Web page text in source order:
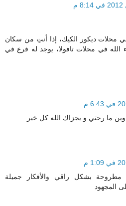
محلات ديكور الكيك، إذا أنتِ من سكان
الله في محلات تافولا، يوجد له فرع في
ما رحتي و يجزاك الله كل خير
مطروحة بشكل راقي والأفكار جميلة
المجهود